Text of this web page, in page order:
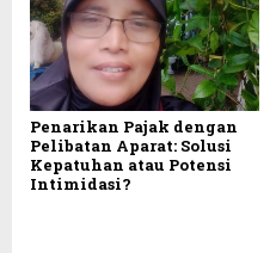
Penarikan Pajak dengan
Pelibatan Aparat: Solusi
Kepatuhan atau Potensi
Intimidasi?